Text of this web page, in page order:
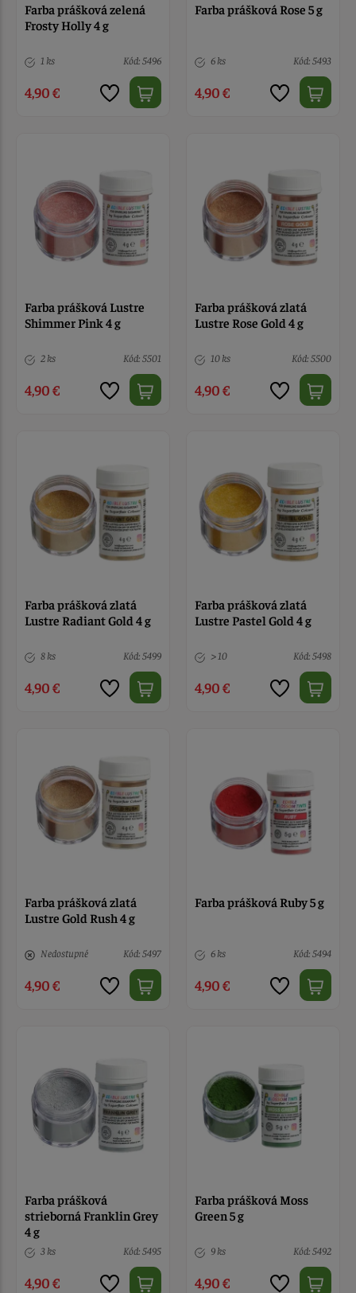
Farba prášková zelená
Frosty Holly 4 g
1 ks Kód: 5496
4,90 €
Farba prášková Rose 5 g
6 ks Kód: 5493
4,90 €
Farba prášková Lustre
Shimmer Pink 4 g
2 ks Kód: 5501
4,90 €
Farba prášková zlatá
Lustre Rose Gold 4 g
10 ks Kód: 5500
4,90 €
Farba prášková zlatá
Lustre Radiant Gold 4 g
8 ks Kód: 5499
4,90 €
Farba prášková zlatá
Lustre Pastel Gold 4 g
> 10 Kód: 5498
4,90 €
Farba prášková zlatá
Lustre Gold Rush 4 g
Nedostupné Kód: 5497
4,90 €
Farba prášková Ruby 5 g
6 ks Kód: 5494
4,90 €
Farba prášková
strieborná Franklin Grey
4 g
3 ks Kód: 5495
4,90 €
Farba prášková Moss
Green 5 g
9 ks Kód: 5492
4,90 €